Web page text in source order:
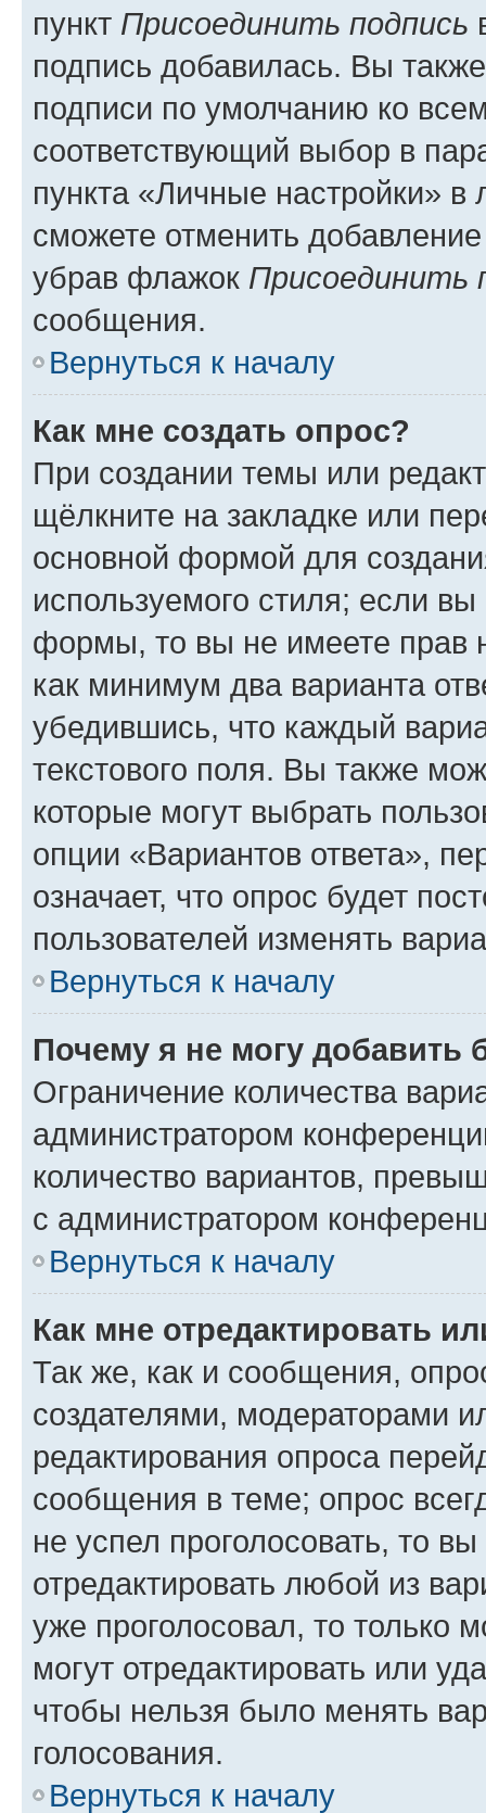
пункт Присоединить подпись
подпись добавилась. Вы
подписи по умолчанию ко
соответствующий выбор в
пункта «Личные настройки»
сможете отменить
убрав флажок Присоединить
сообщения.
Вернуться к началу
Как мне создать опрос?
При создании темы или
щёлкните на закладке или
основной формой для
используемого стиля; если
формы, то вы не имеете прав
как минимум два варианта
убедившись, что каждый
текстового поля. Вы также
которые могут выбрать
опции «Вариантов ответа»,
означает, что опрос будет
пользователей изменять
Вернуться к началу
Почему я не могу добавить
Ограничение количества
администратором
количество вариантов,
с администратором
Вернуться к началу
Как мне отредактировать
Так же, как и сообщения,
создателями, модераторами
редактирования опроса
сообщения в теме; опрос
не успел проголосовать, то
отредактировать любой из
уже проголосовал, то только
могут отредактировать или
чтобы нельзя было менять
голосования.
Вернуться к началу